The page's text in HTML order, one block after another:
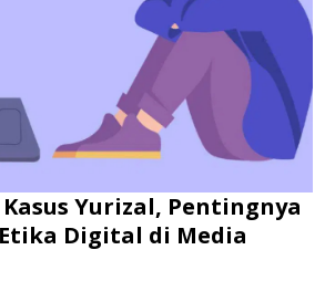
Yurizal, Pentingnya
Digital di Media